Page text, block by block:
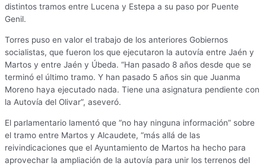
distintos tramos entre Lucena y Estepa a su paso por Puente
Genil.
Torres puso en valor el trabajo de los anteriores Gobiernos
socialistas, que fueron los que ejecutaron la autovía entre Jaén y
Martos y entre Jaén y Úbeda. “Han pasado 8 años desde que se
terminó el último tramo. Y han pasado 5 años sin que Juanma
Moreno haya ejecutado nada. Tiene una asignatura pendiente con
la Autovía del Olivar”, aseveró.
El parlamentario lamentó que “no hay ninguna información” sobre
el tramo entre Martos y Alcaudete, “más allá de las
reivindicaciones que el Ayuntamiento de Martos ha hecho para
aprovechar la ampliación de la autovía para unir los terrenos del